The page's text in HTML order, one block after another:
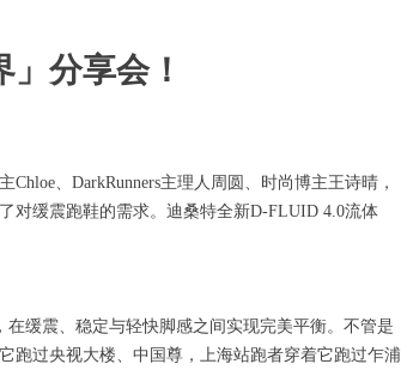
分享会！
、DarkRunners主理人周圆、时尚博主王诗晴，
对缓震跑鞋的需求。迪桑特全新D-FLUID 4.0流体
缓震、稳定与轻快脚感之间实现完美平衡。不管是
跑过央视大楼、中国尊，上海站跑者穿着它跑过乍浦